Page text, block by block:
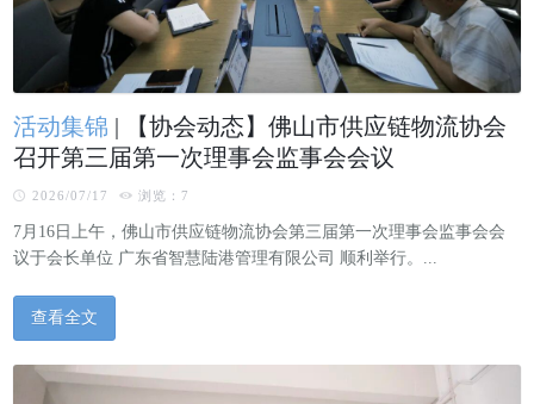
活动集锦 |
【协会动态】佛山市供应链物流协会
召开第三届第一次理事会监事会会议
2026/07/17 浏览：7
7月16日上午，佛山市供应链物流协会第三届第一次理事会监事会会
议于会长单位 广东省智慧陆港管理有限公司 顺利举行。...
查看全文